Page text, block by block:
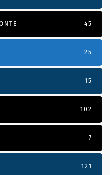
45
25
15
102
7
121